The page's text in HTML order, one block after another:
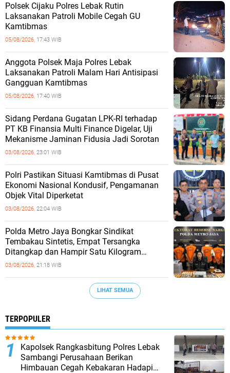
Polsek Cijaku Polres Lebak Rutin
Laksanakan Patroli Mobile Cegah GU
Kamtibmas
05/08/2026, 17:43 WIB
Anggota Polsek Maja Polres Lebak
Laksanakan Patroli Malam Hari Antisipasi
Gangguan Kamtibmas
05/08/2026, 17:40 WIB
Sidang Perdana Gugatan LPK-RI terhadap
PT KB Finansia Multi Finance Digelar, Uji
Mekanisme Jaminan Fidusia Jadi Sorotan
03/08/2026, 23:01 WIB
‎Polri Pastikan Situasi Kamtibmas di Pusat
Ekonomi Nasional Kondusif, Pengamanan
Objek Vital Diperketat
03/08/2026, 22:04 WIB
‎Polda Metro Jaya Bongkar Sindikat
Tembakau Sintetis, Empat Tersangka
Ditangkap dan Hampir Satu Kilogram
Barang Bukti Disita
03/08/2026, 21:18 WIB
LIHAT SEMUA
TERPOPULER
Kapolsek Rangkasbitung Polres Lebak
Sambangi Perusahaan Berikan
Himbauan Cegah Kebakaran Hadapi